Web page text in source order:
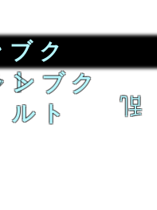
ク
ト
ンブク
ルト
乱